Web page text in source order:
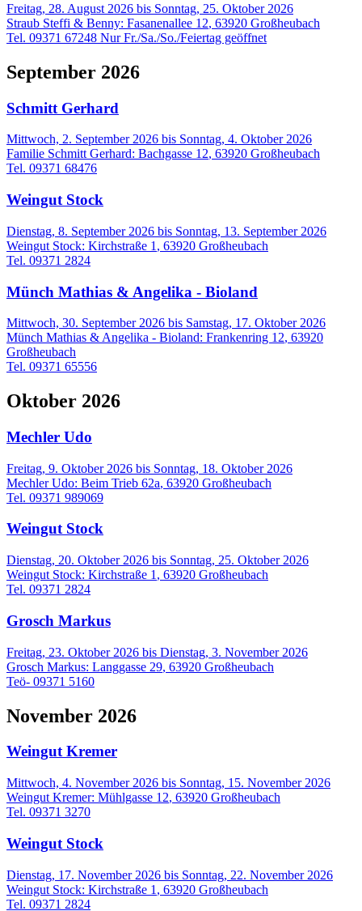
Freitag, 28. August 2026 bis Sonntag, 25. Oktober 2026
Straub Steffi & Benny: Fasanenallee 12, 63920 Großheubach
Tel. 09371 67248 Nur Fr./Sa./So./Feiertag geöffnet
September 2026
Schmitt Gerhard
Mittwoch, 2. September 2026 bis Sonntag, 4. Oktober 2026
Familie Schmitt Gerhard: Bachgasse 12, 63920 Großheubach
Tel. 09371 68476
Weingut Stock
Dienstag, 8. September 2026 bis Sonntag, 13. September 2026
Weingut Stock: Kirchstraße 1 , 63920 Großheubach
Tel. 09371 2824
Münch Mathias & Angelika - Bioland
Mittwoch, 30. September 2026 bis Samstag, 17. Oktober 2026
Münch Mathias & Angelika - Bioland: Frankenring 12, 63920
Großheubach
Tel. 09371 65556
Oktober 2026
Mechler Udo
Freitag, 9. Oktober 2026 bis Sonntag, 18. Oktober 2026
Mechler Udo: Beim Trieb 62a, 63920 Großheubach
Tel. 09371 989069
Weingut Stock
Dienstag, 20. Oktober 2026 bis Sonntag, 25. Oktober 2026
Weingut Stock: Kirchstraße 1 , 63920 Großheubach
Tel. 09371 2824
Grosch Markus
Freitag, 23. Oktober 2026 bis Dienstag, 3. November 2026
Grosch Markus: Langgasse 29, 63920 Großheubach
Teö- 09371 5160
November 2026
Weingut Kremer
Mittwoch, 4. November 2026 bis Sonntag, 15. November 2026
Weingut Kremer: Mühlgasse 12, 63920 Großheubach
Tel. 09371 3270
Weingut Stock
Dienstag, 17. November 2026 bis Sonntag, 22. November 2026
Weingut Stock: Kirchstraße 1 , 63920 Großheubach
Tel. 09371 2824